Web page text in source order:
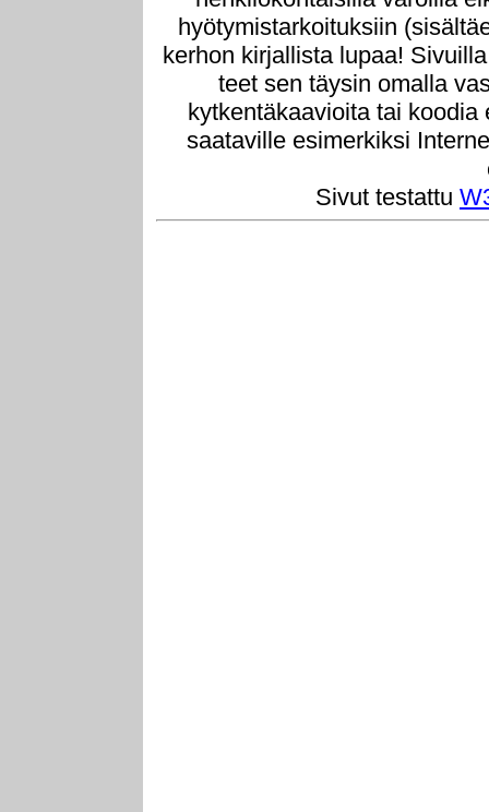
hyötymistarkoituksiin
kerhon kirjallista lupaa!
teet sen täysin omalla
kytkentäkaavioita tai
saataville esimerkiksi
Sivut testattu